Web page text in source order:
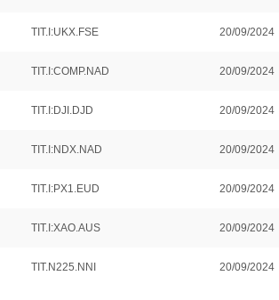
TIT.I:UKX.FSE 20/09/2024
TIT.I:COMP.NAD 20/09/2024
TIT.I:DJI.DJD 20/09/2024
TIT.I:NDX.NAD 20/09/2024
TIT.I:PX1.EUD 20/09/2024
TIT.I:XAO.AUS 20/09/2024
TIT.N225.NNI 20/09/2024